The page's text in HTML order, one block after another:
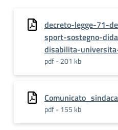
decreto-legge-71-
sport-sostegno-
disabilita-
pdf - 201 kb
pdf - 155 kb